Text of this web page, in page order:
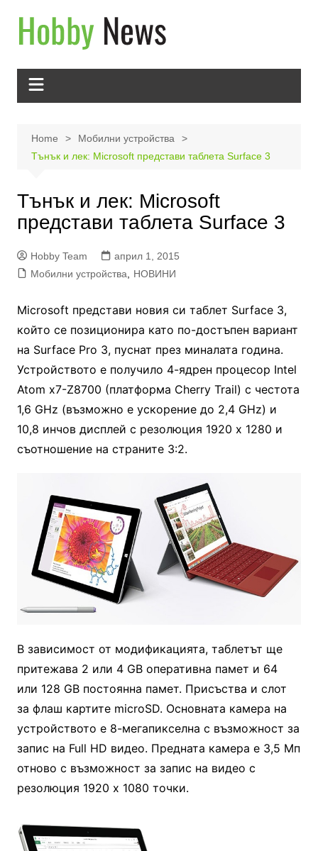
content
Home
Мобилни устройства
Тънък и лек: Microsoft представи таблета Surface 3
Тънък и лек: Microsoft
представи таблета Surface 3
Hobby Team
април 1, 2015
Мобилни устройства
НОВИНИ
Microsoft представи новия си таблет Surface 3,
който се позиционира като по-достъпен вариант
на Surface Pro 3, пуснат през миналата година.
Устройството е получило 4-ядрен процесор Intel
Atom x7-Z8700 (платформа Cherry Trail) с честота
1,6 GHz (възможно е ускорение до 2,4 GHz) и
10,8 инчов дисплей с резолюция 1920 х 1280 и
съотношение на страните 3:2.
В зависимост от модификацията, таблетът ще
притежава 2 или 4 GB оперативна памет и 64
или 128 GB постоянна памет. Присъства и слот
за флаш картите microSD. Основната камера на
устройството е 8-мегапикселна с възможност за
запис на Full HD видео. Предната камера е 3,5 Мп
отново с възможност за запис на видео с
резолюция 1920 х 1080 точки.